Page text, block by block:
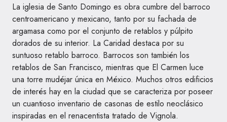
La iglesia de Santo Domingo es obra cumbre del barroco
centroamericano y mexicano, tanto por su fachada de
argamasa como por el conjunto de retablos y púlpito
dorados de su interior. La Caridad destaca por su
suntuoso retablo barroco. Barrocos son también los
retablos de San Francisco, mientras que El Carmen luce
una torre mudéjar única en México. Muchos otros edificios
de interés hay en la ciudad que se caracteriza por poseer
un cuantioso inventario de casonas de estilo neoclásico
inspiradas en el renacentista tratado de Vignola.